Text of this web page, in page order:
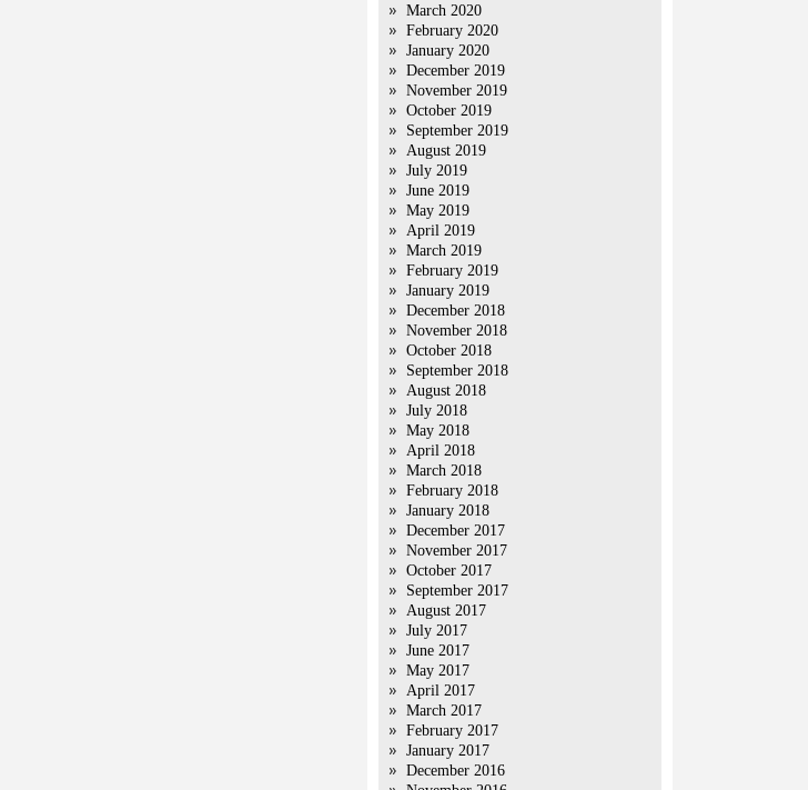
March 2020
February 2020
January 2020
December 2019
November 2019
October 2019
September 2019
August 2019
July 2019
June 2019
May 2019
April 2019
March 2019
February 2019
January 2019
December 2018
November 2018
October 2018
September 2018
August 2018
July 2018
May 2018
April 2018
March 2018
February 2018
January 2018
December 2017
November 2017
October 2017
September 2017
August 2017
July 2017
June 2017
May 2017
April 2017
March 2017
February 2017
January 2017
December 2016